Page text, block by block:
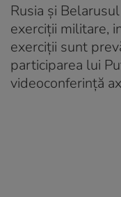
Rusia și
exerciții militare,
exerciții sunt
participarea lui
videoconferință